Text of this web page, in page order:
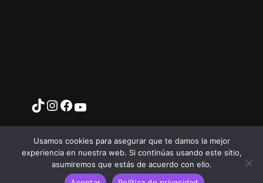
T
I
Y
F
Usamos cookies para asegurar que te damos la mejor
experiencia en nuestra web. Si continúas usando este sitio,
asumiremos que estás de acuerdo con ello.